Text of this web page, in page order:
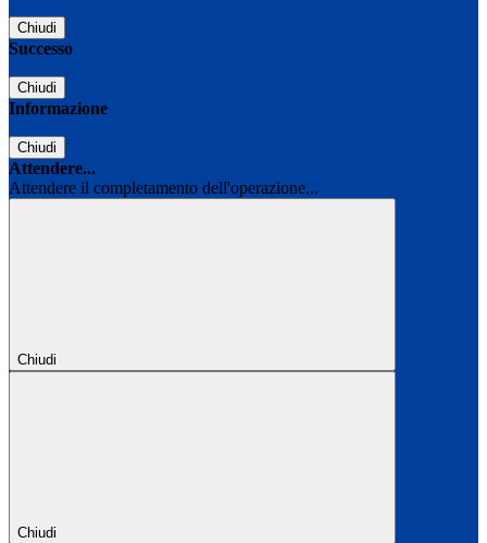
Chiudi
Successo
Chiudi
Informazione
Chiudi
Attendere...
Attendere il completamento dell'operazione...
Chiudi
Chiudi